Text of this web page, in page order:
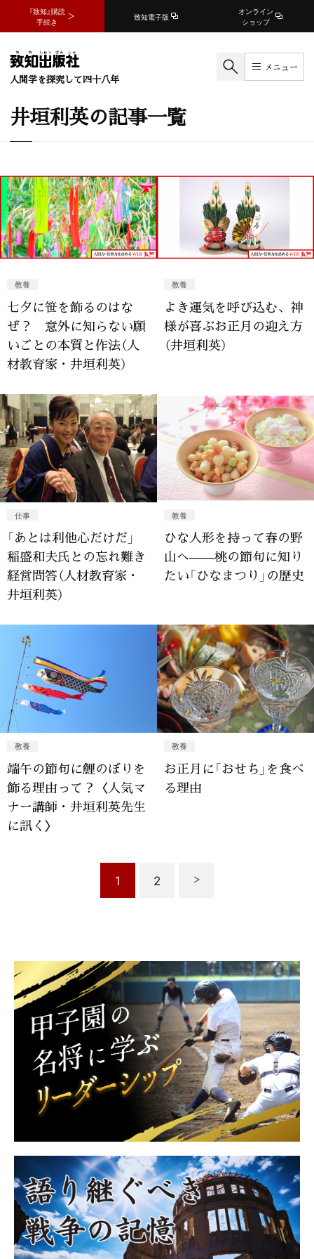
『致知』購読
手続き
致知電子版
オンライン
ショップ
人間学を探究して四十八年
メニュー
井垣利英の記事一覧
教養
七夕に笹を飾るのはな
ぜ？ 意外に知らない願
いごとの本質と作法（人
材教育家・井垣利英）
教養
よき運気を呼び込む、神
様が喜ぶお正月の迎え方
（井垣利英）
仕事
「あとは利他心だけだ」
稲盛和夫氏との忘れ難き
経営問答（人材教育家・
井垣利英）
教養
ひな人形を持って春の野
山へ——桃の節句に知り
たい「ひなまつり」の歴史
教養
端午の節句に鯉のぼりを
飾る理由って？〈人気マ
ナー講師・井垣利英先生
に訊く〉
教養
お正月に「おせち」を食べ
る理由
1 2